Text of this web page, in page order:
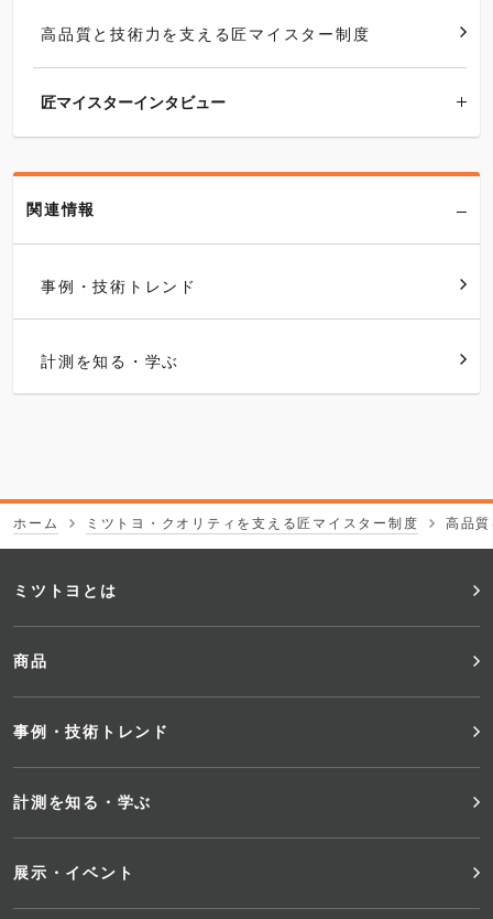
高品質と技術力を支える匠マイスター制度
匠マイスターインタビュー
関連情報
事例・技術トレンド
計測を知る・学ぶ
ホーム ミツトヨ・クオリティを支える匠マイスター制度 高品
フ
ッ
タ
ー
メ
ュ
ミツトヨとは
商品
事例・技術トレンド
計測を知る・学ぶ
展示・イベント